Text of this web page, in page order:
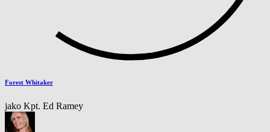
Forest Whitaker
jako Kpt. Ed Ramey